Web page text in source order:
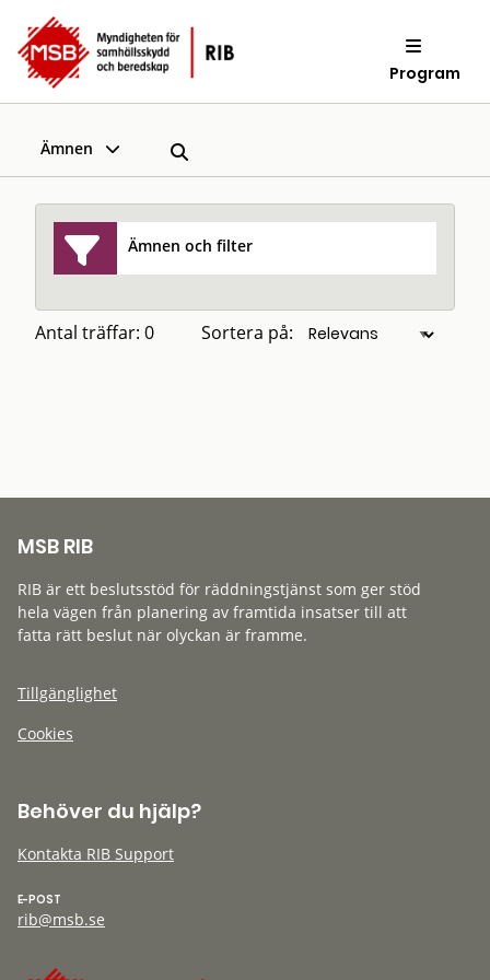
Program
Ämnen
Ämnen och filter
Antal träffar: 0 Sortera på:
MSB RIB
RIB är ett beslutsstöd för räddningstjänst som ger stöd
hela vägen från planering av framtida insatser till att
fatta rätt beslut när olyckan är framme.
Tillgänglighet
Cookies
Behöver du hjälp?
Kontakta RIB Support
E-POST
rib@msb.se